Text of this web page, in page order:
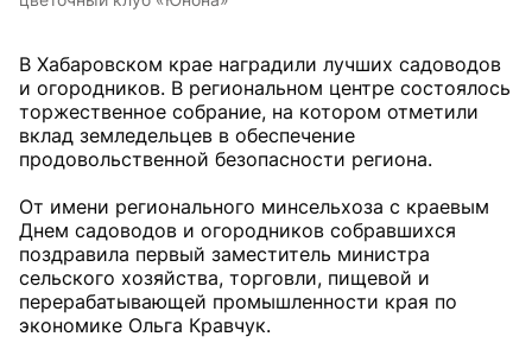
В Хабаровском крае наградили лучших садоводов
и огородников. В региональном центре состоялось
торжественное собрание, на котором отметили
вклад земледельцев в обеспечение
продовольственной безопасности региона.
От имени регионального минсельхоза с краевым
Днем садоводов и огородников собравшихся
поздравила первый заместитель министра
сельского хозяйства, торговли, пищевой и
перерабатывающей промышленности края по
экономике Ольга Кравчук.